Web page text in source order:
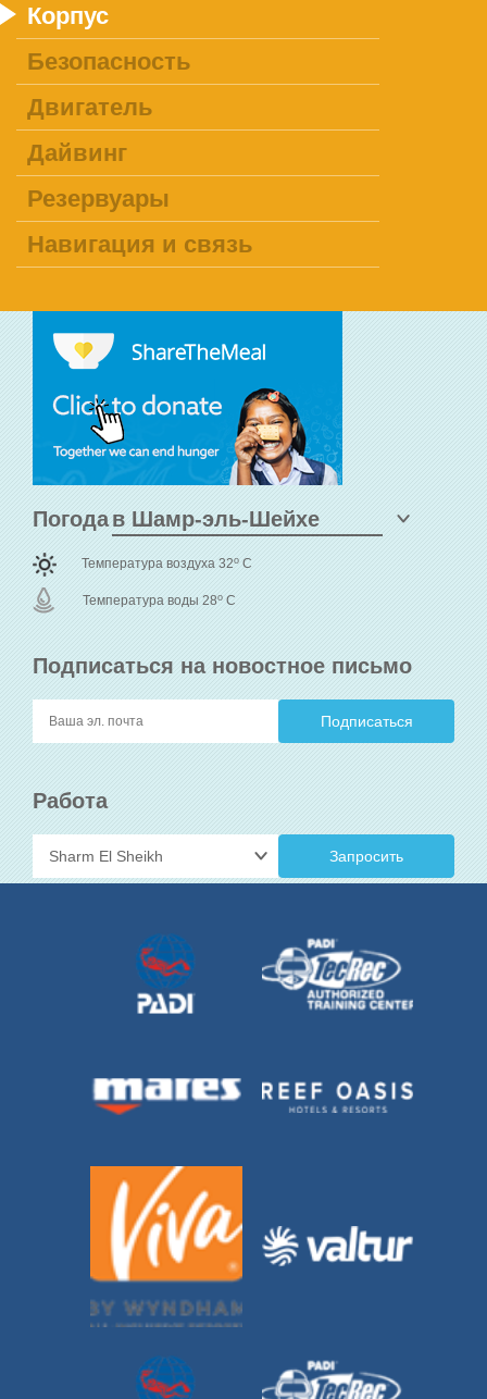
Корпус
Безопасность
Двигатель
Дайвинг
Резервуары
Навигация и связь
Подписаться на новостное письмо
Работа
Запросить
Погода
Температура воздуха 32o C
Температура воды 28o C